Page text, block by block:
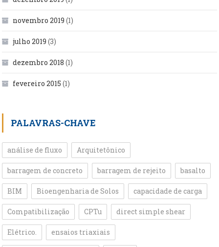
novembro 2019 (1)
julho 2019 (3)
dezembro 2018 (1)
fevereiro 2015 (1)
PALAVRAS-CHAVE
análise de fluxo Arquitetônico
barragem de concreto barragem de rejeito basalto
BIM Bioengenharia de Solos capacidade de carga
Compatibilização CPTu direct simple shear
Elétrico. ensaios triaxiais